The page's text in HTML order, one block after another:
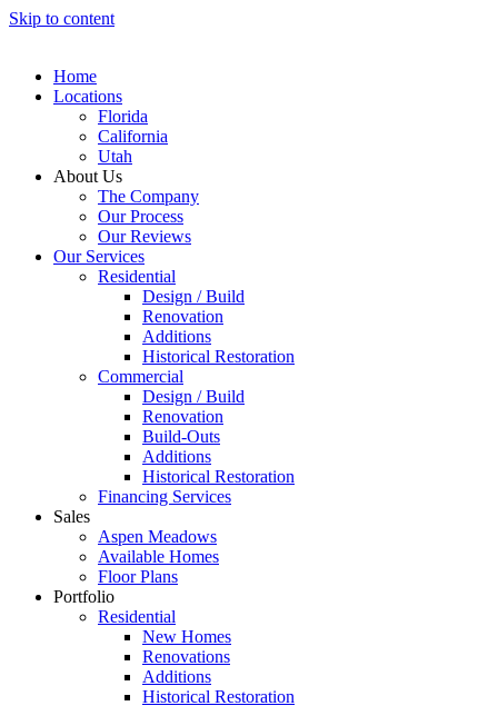
Skip to content
Home
Locations
Florida
California
Utah
About Us
The Company
Our Process
Our Reviews
Our Services
Residential
Design / Build
Renovation
Additions
Historical Restoration
Commercial
Design / Build
Renovation
Build-Outs
Additions
Historical Restoration
Financing Services
Sales
Aspen Meadows
Available Homes
Floor Plans
Portfolio
Residential
New Homes
Renovations
Additions
Historical Restoration